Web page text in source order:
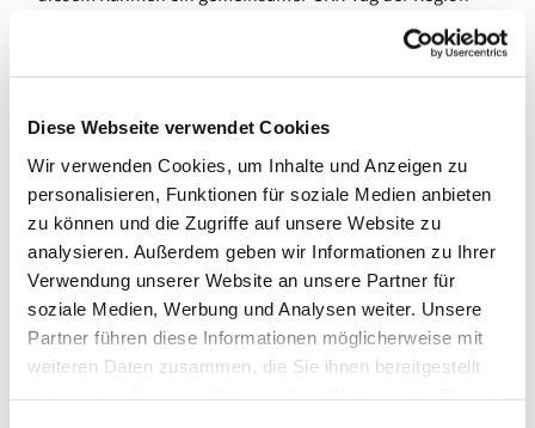
Diese Webseite verwendet Cookies
Wir verwenden Cookies, um Inhalte und Anzeigen zu
personalisieren, Funktionen für soziale Medien anbieten
zu können und die Zugriffe auf unsere Website zu
analysieren. Außerdem geben wir Informationen zu Ihrer
Verwendung unserer Website an unsere Partner für
soziale Medien, Werbung und Analysen weiter. Unsere
Partner führen diese Informationen möglicherweise mit
weiteren Daten zusammen, die Sie ihnen bereitgestellt
Mitte statt, an dem die Gemeindekirchenräte der
Gemeinden Aue, Am Hohenzollernplatz, Vaterunser,
Halensee und Daniel teilnahmen.
In Sachen Bau wurden einige Beschlüsse gefasst: So
müssen die bei einer Prüfung der Blitzschutzanlage an
der Kirche entdeckten Mängel behoben und der Pavillon
in das System mit eingebunden werden. Auch der neue
Schaukasten mit Solarbeleuchtung wurde vor der Kirche
installiert. Zudem soll das Martin-Luther-Zimmer im
Gemeindehaus als letzter der Räume renoviert werden,
so dass es nicht nur wieder in einen ordentlichen
Zustand gebracht, sondern damit auch besser vermietet